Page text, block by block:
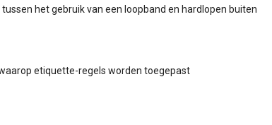
het gebruik van een loopband en hardlopen buiten
etiquette-regels worden toegepast